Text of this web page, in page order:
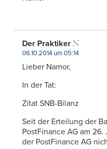
Der Praktiker
06.10.2014 um 05:14
Lieber Namor,
In der Tat:
Zitat SNB-Bilanz
Seit der Erteilung der
PostFinance AG am
der PostFinance AG